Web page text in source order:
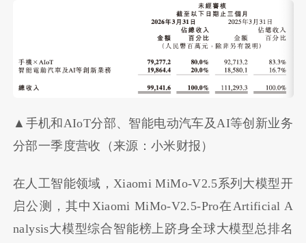
▲手机和AIoT分部、智能电动汽车及AI等创新业务
分部一季度营收（来源：小米财报）
在人工智能领域，Xiaomi MiMo-V2.5系列大模型开
启公测，其中Xiaomi MiMo-V2.5-Pro在Artificial A
nalysis大模型综合智能榜上跻身全球大模型总排名